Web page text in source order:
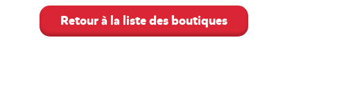
Retour à la liste des boutiques